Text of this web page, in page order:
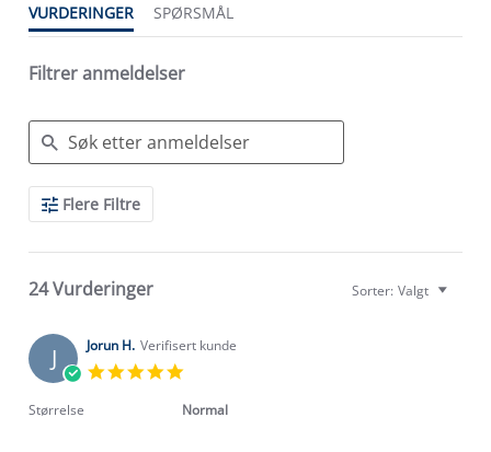
VURDERINGER SPØRSMÅL
Filtrer anmeldelser
Search
ReviewsFlere Filtre
24 Vurderinger Sorter: Valgt
J Jorun H. Verifisert kunde
rating
Størrelse Normal